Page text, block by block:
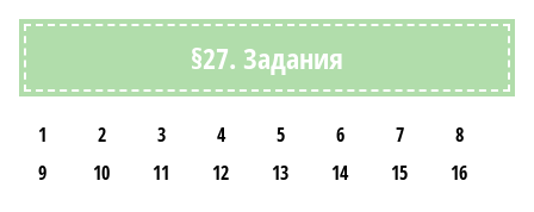
§27. Задания
1 2 3 4 5 6 7
8
9
10 11 12 13 14 15 16